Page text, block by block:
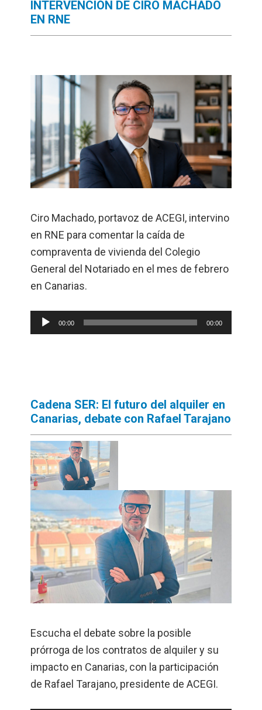
INTERVENCIÓN DE CIRO MACHADO
EN RNE
Ciro Machado, portavoz de ACEGI, intervino
en RNE para comentar la caída de
compraventa de vivienda del Colegio
General del Notariado en el mes de febrero
en Canarias.
Reproductor
de
00:00 00:00
Cadena SER: El futuro del alquiler en
Canarias, debate con Rafael Tarajano
Escucha el debate sobre la posible
prórroga de los contratos de alquiler y su
impacto en Canarias, con la participación
de Rafael Tarajano, presidente de ACEGI.